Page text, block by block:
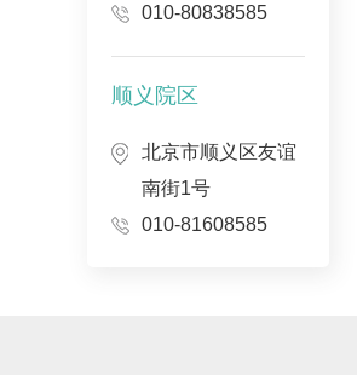
010-80838585
顺义院区
北京市顺义区友谊
南街1号
010-81608585